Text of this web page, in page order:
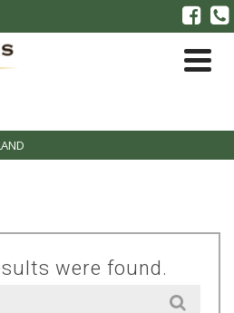
were found.